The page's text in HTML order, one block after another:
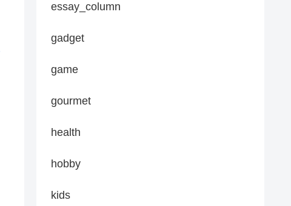
essay_column
gadget
game
gourmet
health
hobby
kids